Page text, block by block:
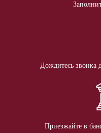
Дождитесь звонка
Приезжайте в